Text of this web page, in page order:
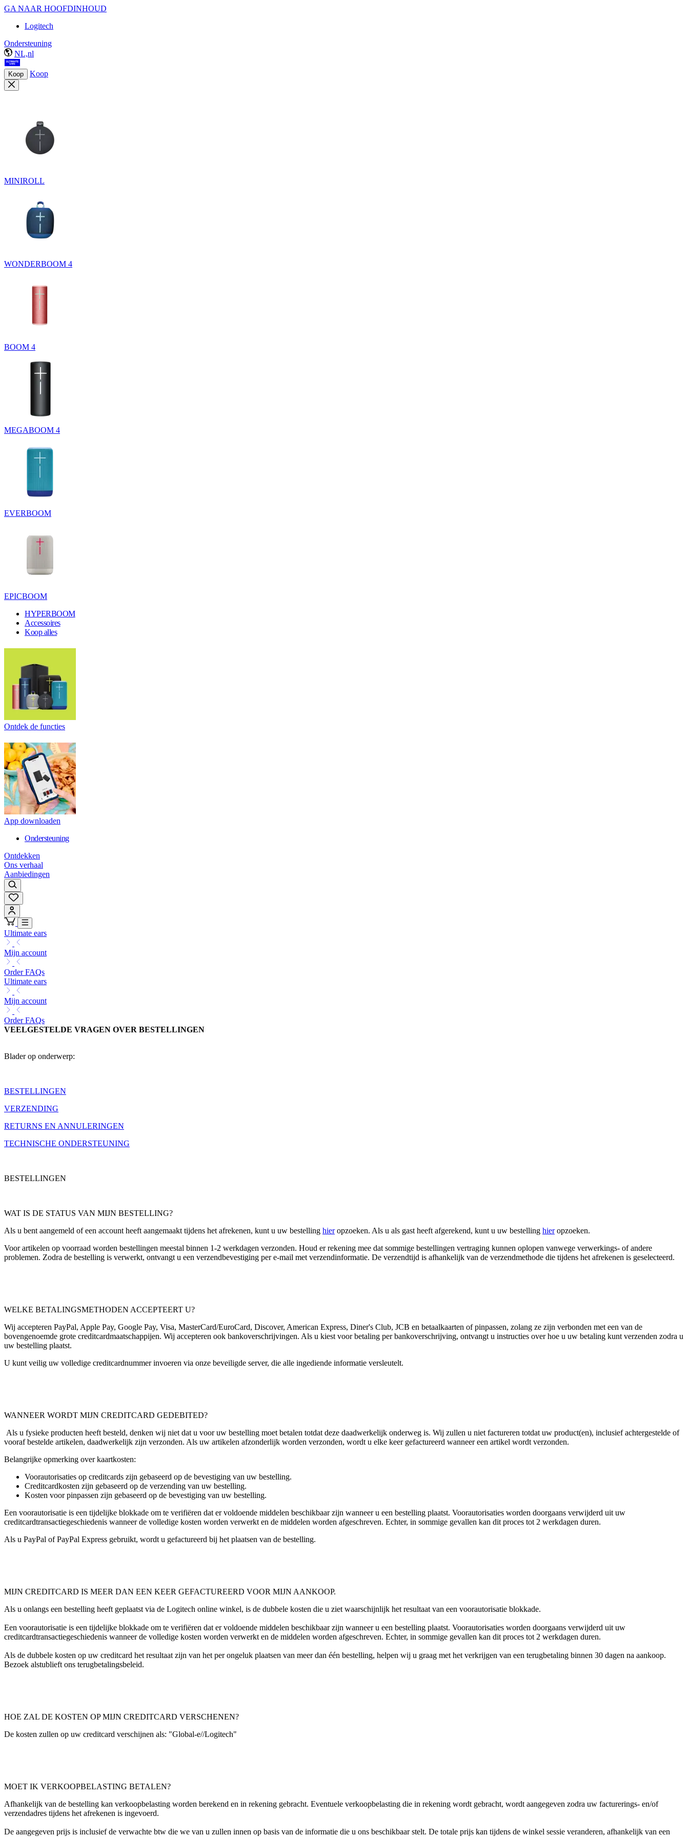
GA NAAR HOOFDINHOUD
Logitech
Ondersteuning
NL,nl
Koop Koop
MINIROLL
WONDERBOOM 4
BOOM 4
MEGABOOM 4
EVERBOOM
EPICBOOM
HYPERBOOM
Accessoires
Koop alles
Ontdek de functies
App downloaden
Ondersteuning
Ontdekken
Ons verhaal
Aanbiedingen
Ultimate ears
Mijn account
Order FAQs
Ultimate ears
Mijn account
Order FAQs
VEELGESTELDE VRAGEN OVER BESTELLINGEN
Blader op onderwerp:
BESTELLINGEN
VERZENDING
RETURNS EN ANNULERINGEN
TECHNISCHE ONDERSTEUNING
BESTELLINGEN
WAT IS DE STATUS VAN MIJN BESTELLING?
Als u bent aangemeld of een account heeft aangemaakt tijdens het afrekenen, kunt u uw bestelling hieropzoeken. Als u als gast heeft afgerekend, kunt u uw bestelling hieropzoeken.
Voor artikelen op voorraad worden bestellingen meestal binnen 1-2 werkdagen verzonden. Houd er rekening mee dat sommige bestellingen vertraging kunnen oplopen vanwege verwerkings- of andere
problemen. Zodra de bestelling is verwerkt, ontvangt u een verzendbevestiging per e-mail met verzendinformatie. De verzendtijd is afhankelijk van de verzendmethode die tijdens het afrekenen is geselecteerd.
WELKE BETALINGSMETHODEN ACCEPTEERT U?
Wij accepteren PayPal, Apple Pay, Google Pay, Visa, MasterCard/EuroCard, Discover, American Express, Diner's Club, JCB en betaalkaarten of pinpassen, zolang ze zijn verbonden met een van de
bovengenoemde grote creditcardmaatschappijen. Wij accepteren ook bankoverschrijvingen. Als u kiest voor betaling per bankoverschrijving, ontvangt u instructies over hoe u uw betaling kunt verzenden zodra u
uw bestelling plaatst.
U kunt veilig uw volledige creditcardnummer invoeren via onze beveiligde server, die alle ingediende informatie versleutelt.
WANNEER WORDT MIJN CREDITCARD GEDEBITED?
Als u fysieke producten heeft besteld, denken wij niet dat u voor uw bestelling moet betalen totdat deze daadwerkelijk onderweg is. Wij zullen u niet factureren totdat uw product(en), inclusief achtergestelde of
vooraf bestelde artikelen, daadwerkelijk zijn verzonden. Als uw artikelen afzonderlijk worden verzonden, wordt u elke keer gefactureerd wanneer een artikel wordt verzonden.
Belangrijke opmerking over kaartkosten:
Voorautorisaties op creditcards zijn gebaseerd op de bevestiging van uw bestelling.
Creditcardkosten zijn gebaseerd op de verzending van uw bestelling.
Kosten voor pinpassen zijn gebaseerd op de bevestiging van uw bestelling.
Een voorautorisatie is een tijdelijke blokkade om te verifiëren dat er voldoende middelen beschikbaar zijn wanneer u een bestelling plaatst. Voorautorisaties worden doorgaans verwijderd uit uw
creditcardtransactiegeschiedenis wanneer de volledige kosten worden verwerkt en de middelen worden afgeschreven. Echter, in sommige gevallen kan dit proces tot 2 werkdagen duren.
Als u PayPal of PayPal Express gebruikt, wordt u gefactureerd bij het plaatsen van de bestelling.
MIJN CREDITCARD IS MEER DAN EEN KEER GEFACTUREERD VOOR MIJN AANKOOP.
Als u onlangs een bestelling heeft geplaatst via de Logitech online winkel, is de dubbele kosten die u ziet waarschijnlijk het resultaat van een voorautorisatie blokkade.
Een voorautorisatie is een tijdelijke blokkade om te verifiëren dat er voldoende middelen beschikbaar zijn wanneer u een bestelling plaatst. Voorautorisaties worden doorgaans verwijderd uit uw
creditcardtransactiegeschiedenis wanneer de volledige kosten worden verwerkt en de middelen worden afgeschreven. Echter, in sommige gevallen kan dit proces tot 2 werkdagen duren.
Als de dubbele kosten op uw creditcard het resultaat zijn van het per ongeluk plaatsen van meer dan één bestelling, helpen wij u graag met het verkrijgen van een terugbetaling binnen 30 dagen na aankoop.
Bezoek alstublieft ons terugbetalingsbeleid.
HOE ZAL DE KOSTEN OP MIJN CREDITCARD VERSCHENEN?
De kosten zullen op uw creditcard verschijnen als: "Global-e//Logitech"
MOET IK VERKOOPBELASTING BETALEN?
Afhankelijk van de bestelling kan verkoopbelasting worden berekend en in rekening gebracht. Eventuele verkoopbelasting die in rekening wordt gebracht, wordt aangegeven zodra uw facturerings- en/of
verzendadres tijdens het afrekenen is ingevoerd.
De aangegeven prijs is inclusief de verwachte btw die we van u zullen innen op basis van de informatie die u ons beschikbaar stelt. De totale prijs kan tijdens de winkel sessie veranderen, afhankelijk van een